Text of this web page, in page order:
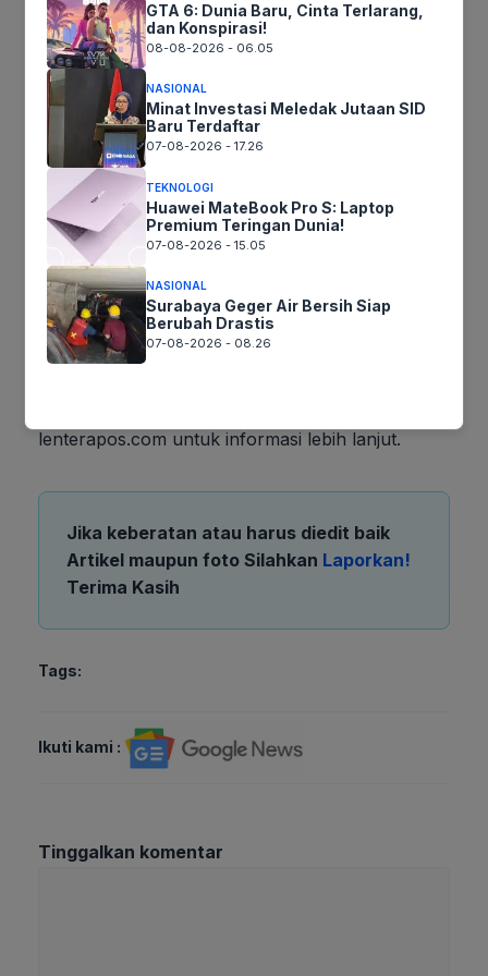
pembelian HONOR X9c akan mendapatkan
bonus cashback Rp400.000, HONOR Choice
Earbuds X7 senilai Rp599.000, dan cicilan 0%
hingga 24 bulan.
HONOR juga memberikan berbagai promo
menarik untuk produk lainnya, seperti HONOR
Magic V3, HONOR 200 Pro, HONOR 400 Lite,
HONOR Pad 9, HONOR X8a, dan HONOR
MagicBook Art 14.
Seluruh promo ini berlaku untuk pembelian
online maupun offline di platform seperti Shopee,
lenterapos.com untuk informasi lebih lanjut.
Jika keberatan atau harus diedit baik
Artikel maupun foto Silahkan Laporkan!
Terima Kasih
Tags:
Ikuti kami :
Tinggalkan komentar
GTA 6: Dunia Baru, Cinta Terlarang,
dan Konspirasi!
08-08-2026 - 06.05
NASIONAL
Minat Investasi Meledak Jutaan SID
Baru Terdaftar
07-08-2026 - 17.26
TEKNOLOGI
Huawei MateBook Pro S: Laptop
Premium Teringan Dunia!
07-08-2026 - 15.05
NASIONAL
Surabaya Geger Air Bersih Siap
Berubah Drastis
07-08-2026 - 08.26